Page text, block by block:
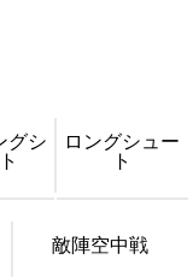
グシ
ロングシュー
ト
敵陣空中戦